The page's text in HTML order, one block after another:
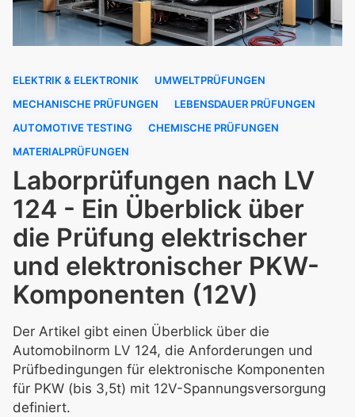
ELEKTRIK & ELEKTRONIK
UMWELTPRÜFUNGEN
MECHANISCHE PRÜFUNGEN
LEBENSDAUER PRÜFUNGEN
AUTOMOTIVE TESTING
CHEMISCHE PRÜFUNGEN
MATERIALPRÜFUNGEN
Laborprüfungen nach LV
124 - Ein Überblick über
die Prüfung elektrischer
und elektronischer PKW-
Komponenten (12V)
Der Artikel gibt einen Überblick über die
Automobilnorm LV 124, die Anforderungen und
Prüfbedingungen für elektronische Komponenten
für PKW (bis 3,5t) mit 12V-Spannungsversorgung
definiert.